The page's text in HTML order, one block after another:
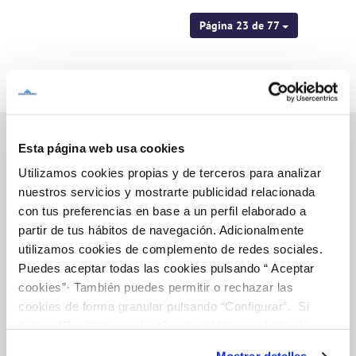
Esta página web usa cookies
Utilizamos cookies propias y de terceros para analizar
nuestros servicios y mostrarte publicidad relacionada
con tus preferencias en base a un perfil elaborado a
partir de tus hábitos de navegación. Adicionalmente
utilizamos cookies de complemento de redes sociales.
Puedes aceptar todas las cookies pulsando “ Aceptar
cookies”· También puedes permitir o rechazar las
cookies de forma granular pulsando “Configurar”. Si
Página 23 de 77
Inicio
Gestiones Online
FACTURAS, PAGOS Y CONSUMOS